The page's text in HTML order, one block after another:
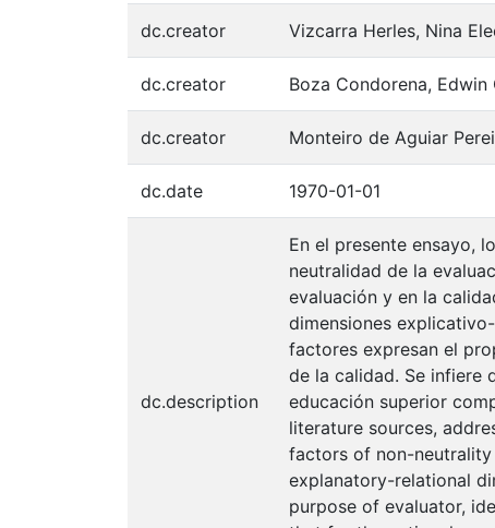
dc.creator Vizcarra Herles, Nina
dc.creator Boza Condorena, Edwin
dc.creator Monteiro de Aguiar
dc.date 1970-01-01
dc.description
En el presente ensayo,
neutralidad de la
evaluación y en la
dimensiones
factores expresan el
de la calidad. Se infiere
educación superior
literature sources,
factors of non-
explanatory-relational
purpose of evaluator,